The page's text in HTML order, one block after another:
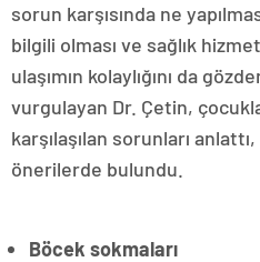
sorun karşısında ne
bilgili olması ve sağlık
ulaşımın kolaylığını da
vurgulayan Dr. Çetin,
karşılaşılan sorunları
önerilerde bulundu.
Böcek sokmaları